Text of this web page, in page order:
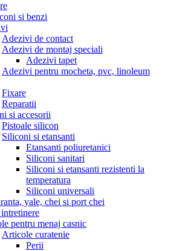
si benzi
Adezivi de contact
Adezivi de montaj speciali
Adezivi tapet
Adezivi pentru mocheta, pvc, linoleum
Fixare
Reparatii
si accesorii
Pistoale silicon
Siliconi si etansanti
Etansanti poliuretanici
Siliconi sanitari
Siliconi si etansanti rezistenti la
temperatura
Siliconi universali
yale, chei si port chei
pentru menaj casnic
Articole curatenie
Perii